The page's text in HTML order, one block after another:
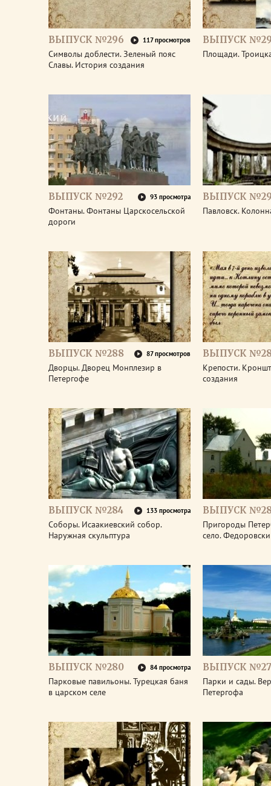
ВЫПУСК №296 117 просмотров
Символы доблести. Зеленый пояс
Славы. История создания
ВЫПУСК
Площади.
ВЫПУСК №292 93 просмотра
Фонтаны. Фонтаны Царскосельской
дороги
ВЫПУСК
Павловск.
ВЫПУСК №288 87 просмотров
Дворцы. Дворец Монплезир в
Петергофе
ВЫПУСК
Крепости.
создания
ВЫПУСК №284 133 просмотра
Соборы. Исаакиевский собор.
Наружная скульптура
ВЫПУСК
Пригороды
село.
ВЫПУСК №280 84 просмотра
Парковые павильоны. Турецкая баня
в царском селе
ВЫПУСК
Парки и сады.
Петергофа